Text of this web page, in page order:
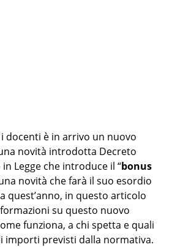
docenti è in arrivo un nuovo
novità introdotta Decreto
Legge che introduce il “bonus
novità che farà il suo esordio
quest’anno, in questo articolo
su questo nuovo
funziona, a chi spetta e quali
importi previsti dalla normativa.